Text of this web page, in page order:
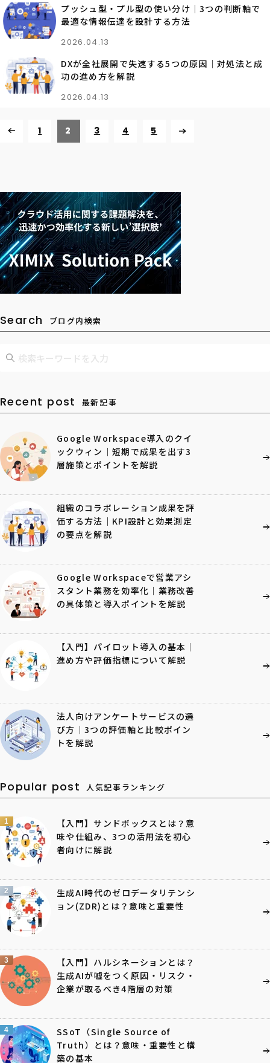
プッシュ型・プル型の使い分け｜3つの判断軸で
最適な情報伝達を設計する方法
2026.04.13
DXが全社展開で失速する5つの原因｜対処法と成
功の進め方を解説
2026.04.13
1 2 3 4 5
Search ブログ内検索
Recent post 最新記事
Google Workspace導入のクイ
ックウィン｜短期で成果を出す3
層施策とポイントを解説
組織のコラボレーション成果を評
価する方法｜KPI設計と効果測定
の要点を解説
Google Workspaceで営業アシ
スタント業務を効率化｜業務改善
の具体策と導入ポイントを解説
【入門】パイロット導入の基本｜
進め方や評価指標について解説
法人向けアンケートサービスの選
び方｜3つの評価軸と比較ポイン
トを解説
Popular post 人気記事ランキング
1
【入門】サンドボックスとは？意
味や仕組み、3つの活用法を初心
者向けに解説
2
生成AI時代のゼロデータリテンシ
ョン(ZDR)とは？意味と重要性
3
【入門】ハルシネーションとは？
生成AIが嘘をつく原因・リスク・
企業が取るべき4階層の対策
4
SSoT（Single Source of
Truth）とは？意味・重要性と構
築の基本